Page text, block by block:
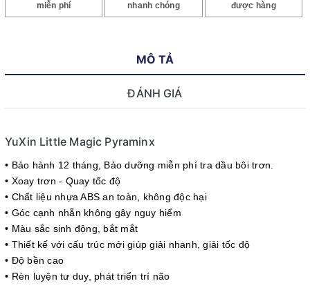
miễn phí
nhanh chóng
được hàng
MÔ TẢ
ĐÁNH GIÁ
YuXin Little Magic Pyraminx
• Bảo hành 12 tháng, Bảo dưỡng miễn phí tra dầu bôi trơn.
• Xoay trơn - Quay tốc độ
• Chất liệu nhựa ABS an toàn, không độc hại
• Góc cạnh nhẵn không gây nguy hiểm
• Màu sắc sinh động, bắt mắt
• Thiết kế với cấu trúc mới giúp giải nhanh, giải tốc độ
• Độ bền cao
• Rèn luyện tư duy, phát triển trí não